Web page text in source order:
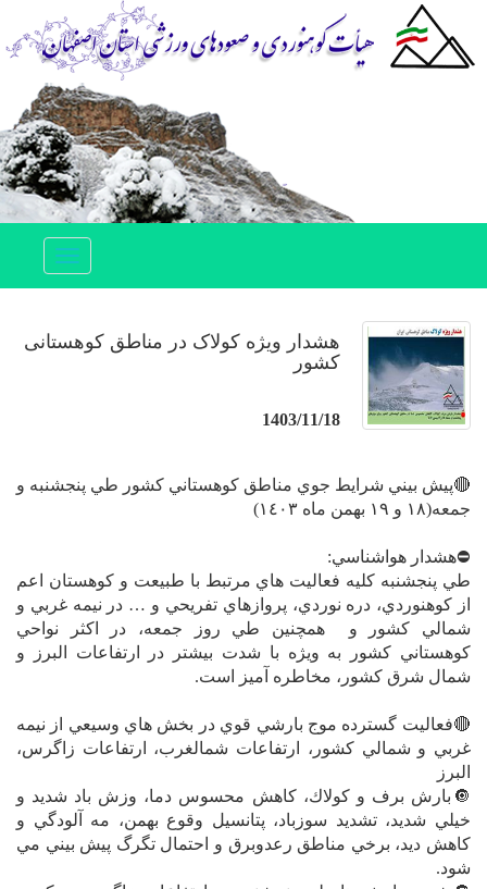
Toggle
هشدار ویژه کولاک در مناطق کوهستانی
کشور
1403/11/18
🔴پيش بيني شرايط جوي مناطق كوهستاني كشور طي پنجشنبه و
جمعه(١٨ و ١٩ بهمن ماه ١٤٠٣)
⛔️هشدار هواشناسي:
طي پنجشنبه كليه فعاليت هاي مرتبط با طبيعت و كوهستان اعم
از كوهنوردي، دره نوردي، پروازهاي تفريحي و … در نيمه غربي و
شمالي كشور و همچنين طي روز جمعه، در اكثر نواحي
كوهستاني كشور به ويژه با شدت بيشتر در ارتفاعات البرز و
شمال شرق كشور، مخاطره آميز است.
🔴فعاليت گسترده موج بارشي قوي در بخش هاي وسيعي از نيمه
غربي و شمالي كشور، ارتفاعات شمالغرب، ارتفاعات زاگرس،
البرز
🔘بارش برف و كولاك، كاهش محسوس دما، وزش باد شديد و
خيلي شديد، تشديد سوزباد، پتانسيل وقوع بهمن، مه آلودگي و
كاهش ديد، برخي مناطق رعدوبرق و احتمال تگرگ پيش بيني مي
شود.